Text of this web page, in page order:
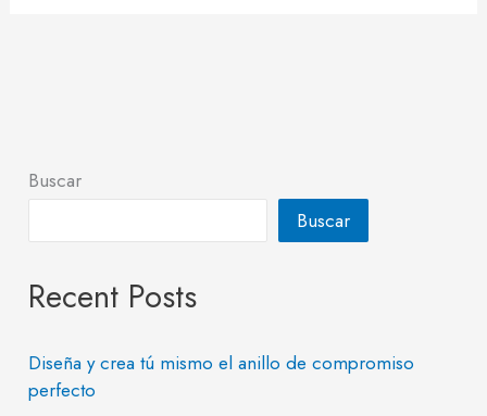
Buscar
Buscar
Recent Posts
Diseña y crea tú mismo el anillo de compromiso
perfecto